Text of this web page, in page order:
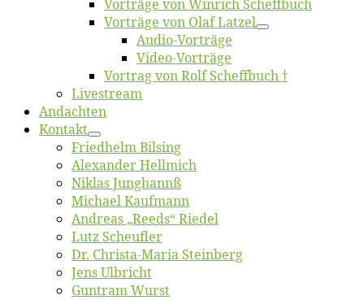
Vor­trä­ge von Win­rich Scheffbuch
Vor­trä­ge von Olaf Latzel
Au­dio-Vor­trä­ge
Vi­deo-Vor­trä­ge
Vor­trag von Rolf Scheffbuch †
Live­stream
An­dach­ten
Kon­takt
Fried­helm Bilsing
Alex­an­der Hellmich
Ni­klas Junghannß
Mi­cha­el Kaufmann
An­dre­as „Reeds“ Riedel
Lutz Scheuf­ler
Dr. Chris­­ta-Ma­ria Steinberg
Jens Ulb­richt
Gun­tram Wurst